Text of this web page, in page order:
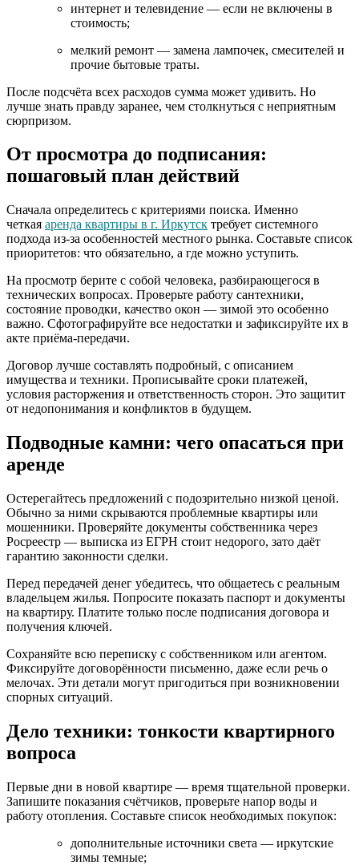
интернет и телевидение — если не включены в
стоимость;
мелкий ремонт — замена лампочек, смесителей и
прочие бытовые траты.
После подсчёта всех расходов сумма может удивить. Но
лучше знать правду заранее, чем столкнуться с неприятным
сюрпризом.
От просмотра до подписания:
пошаговый план действий
Сначала определитесь с критериями поиска. Именно
четкая аренда квартиры в г. Иркутск требует системного
подхода из-за особенностей местного рынка. Составьте список
приоритетов: что обязательно, а где можно уступить.
На просмотр берите с собой человека, разбирающегося в
технических вопросах. Проверьте работу сантехники,
состояние проводки, качество окон — зимой это особенно
важно. Сфотографируйте все недостатки и зафиксируйте их в
акте приёма-передачи.
Договор лучше составлять подробный, с описанием
имущества и техники. Прописывайте сроки платежей,
условия расторжения и ответственность сторон. Это защитит
от недопонимания и конфликтов в будущем.
Подводные камни: чего опасаться при
аренде
Остерегайтесь предложений с подозрительно низкой ценой.
Обычно за ними скрываются проблемные квартиры или
мошенники. Проверяйте документы собственника через
Росреестр — выписка из ЕГРН стоит недорого, зато даёт
гарантию законности сделки.
Перед передачей денег убедитесь, что общаетесь с реальным
владельцем жилья. Попросите показать паспорт и документы
на квартиру. Платите только после подписания договора и
получения ключей.
Сохраняйте всю переписку с собственником или агентом.
Фиксируйте договорённости письменно, даже если речь о
мелочах. Эти детали могут пригодиться при возникновении
спорных ситуаций.
Дело техники: тонкости квартирного
вопроса
Первые дни в новой квартире — время тщательной проверки.
Запишите показания счётчиков, проверьте напор воды и
работу отопления. Составьте список необходимых покупок:
дополнительные источники света — иркутские
зимы темные;